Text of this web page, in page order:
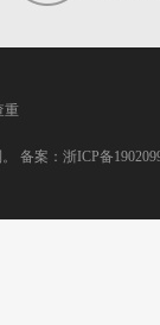
重
备案： 浙ICP备